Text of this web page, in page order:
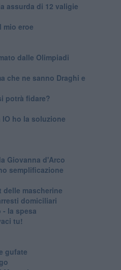
assurda di 12 valigie
eroe
dalle Olimpiadi
che ne sanno Draghi e
potrà fidare?
ho la soluzione
Giovanna d'Arco
semplificazione
delle mascherine
domiciliari
- la spesa
tu!
gufate